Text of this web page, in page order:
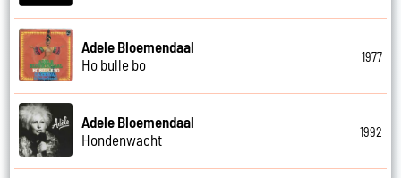
Adele Bloemendaal
Ho bulle bo
1977
Adele Bloemendaal
Hondenwacht
1992